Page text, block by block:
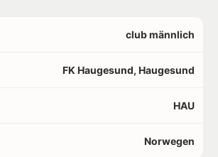
club männlich
FK Haugesund, Haugesund
HAU
Norwegen